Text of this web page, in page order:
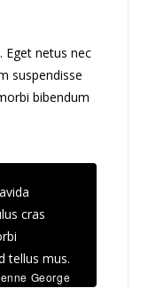
Eget netus nec
suspendisse
bibendum
cras
tellus mus.
George